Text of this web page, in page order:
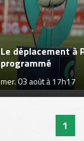
Le déplacement à
programmé
mer. 03 août à 17h17
1